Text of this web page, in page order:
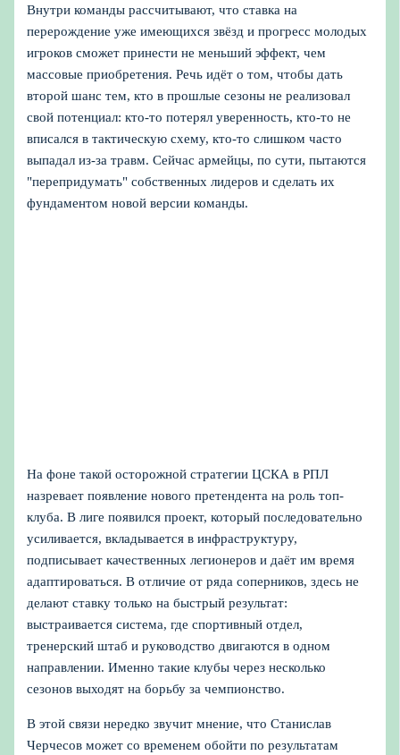
Внутри команды рассчитывают, что ставка на
перерождение уже имеющихся звёзд и прогресс молодых
игроков сможет принести не меньший эффект, чем
массовые приобретения. Речь идёт о том, чтобы дать
второй шанс тем, кто в прошлые сезоны не реализовал
свой потенциал: кто‑то потерял уверенность, кто‑то не
вписался в тактическую схему, кто‑то слишком часто
выпадал из‑за травм. Сейчас армейцы, по сути, пытаются
"перепридумать" собственных лидеров и сделать их
фундаментом новой версии команды.
На фоне такой осторожной стратегии ЦСКА в РПЛ
назревает появление нового претендента на роль топ-
клуба. В лиге появился проект, который последовательно
усиливается, вкладывается в инфраструктуру,
подписывает качественных легионеров и даёт им время
адаптироваться. В отличие от ряда соперников, здесь не
делают ставку только на быстрый результат:
выстраивается система, где спортивный отдел,
тренерский штаб и руководство двигаются в одном
направлении. Именно такие клубы через несколько
сезонов выходят на борьбу за чемпионство.
В этой связи нередко звучит мнение, что Станислав
Черчесов может со временем обойти по результатам